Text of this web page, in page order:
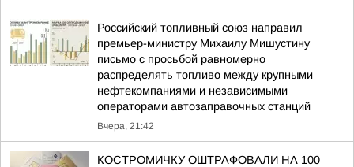
Российский топливный союз направил
премьер-министру Михаилу Мишустину
письмо с просьбой равномерно
распределять топливо между крупными
нефтекомпаниями и независимыми
операторами автозаправочных станций
Вчера, 21:42
КОСТРОМИЧКУ ОШТРАФОВАЛИ НА 100